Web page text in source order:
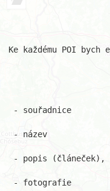
Ke každému POI
- souřadnice
- název
- popis (článeček),
- fotografie